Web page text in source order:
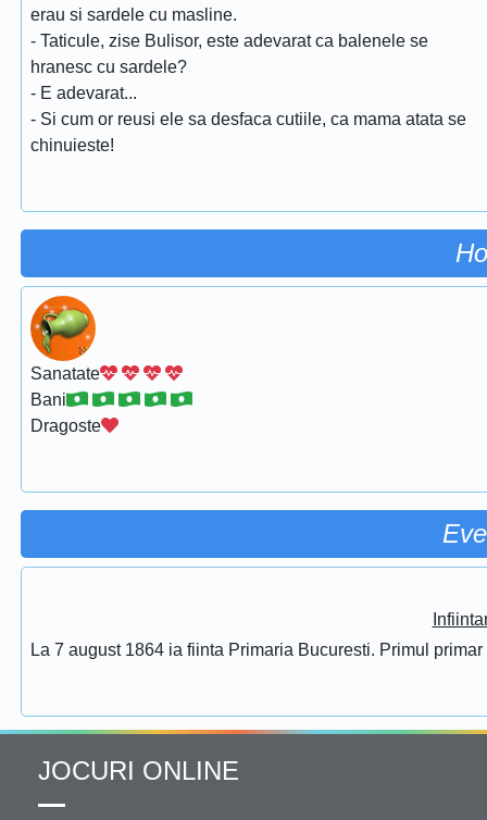
erau si sardele cu masline.
- Taticule, zise Bulisor, este adevarat ca balenele se
hranesc cu sardele?
- E adevarat...
- Si cum or reusi ele sa desfaca cutiile, ca mama atata se
chinuieste!
Sanatate
Bani
Dragoste
La 7 august 1864 ia fiinta Primaria Bucuresti. Primul
JOCURI ONLINE